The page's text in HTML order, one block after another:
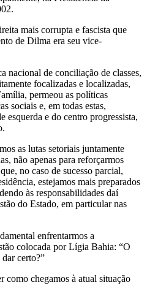
mais corrupta e fascista que
de Dilma era seu vice-
nacional de conciliação de classes,
focalizadas e localizadas,
permeou as políticas
sociais e, em todas estas,
esquerda e do centro progressista,
as lutas setoriais juntamente
não apenas para reforçarmos
no caso de sucesso parcial,
estejamos mais preparados
às responsabilidades daí
do Estado, em particular nas
enfrentarmos a
colocada por Lígia Bahia: “O
certo?”
como chegamos à atual situação